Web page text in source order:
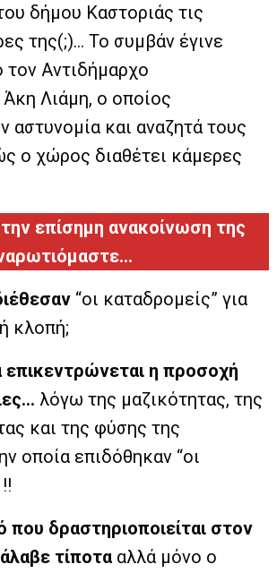
δήμου Καστοριάς τις
της(;)… Το συμβάν έγινε
τον Αντιδήμαρχο
Λιάμη, ο οποίος
αστυνομία και αναζητά τους
ο χώρος διαθέτει κάμερες
επίσημη ανακοίνωση της
“οι καταδρομείς” για
κλοπή;
επικεντρώνεται η προσοχή
λόγω της μαζικότητας, της
και της φύσης της
οποία επιδόθηκαν “οι
δραστηριοποιείται στον
τίποτα αλλά μόνο ο